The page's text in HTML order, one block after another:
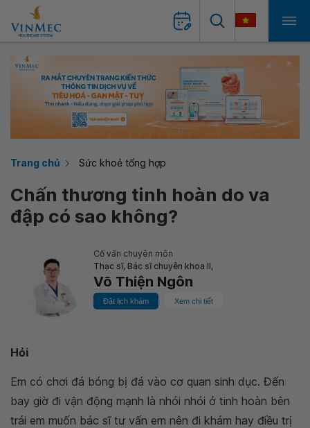
Trang chủ Sức khoẻ tổng hợp
Chấn thương tinh hoàn do va
đập có sao không?
Cố vấn chuyên môn
Thạc sĩ, Bác sĩ chuyên khoa II,
Võ Thiện Ngôn
Đặt lịch khám Xem chi tiết
Hỏi
Em có chơi đá bóng bị đá vào cơ quan sinh dục. Đến
bay giờ đi vận động mạnh là nhói nhói ở tinh hoàn bên
trái em muốn bác sĩ tư vấn em nên đi khám hay điều trị